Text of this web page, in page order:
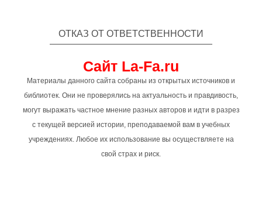
ОТКАЗ ОТ ОТВЕТСТВЕННОСТИ
Сайт La-Fa.ru
Материалы данного сайта собраны из открытых источников и
библиотек. Они не проверялись на актуальность и правдивость,
могут выражать частное мнение разных авторов и идти в разрез
с текущей версией истории, преподаваемой вам в учебных
учреждениях. Любое их использование вы осуществляете на
свой страх и риск.